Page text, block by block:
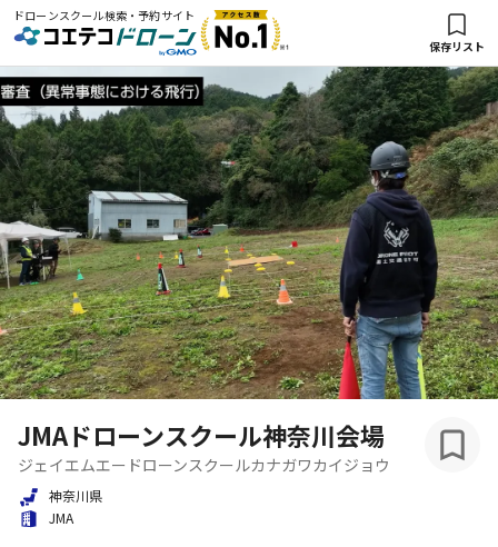
ドローンスクール検索・予約サイト
保存リスト
JMAドローンスクール神奈川会場
ジェイエムエードローンスクールカナガワカイジョウ
神奈川県
JMA